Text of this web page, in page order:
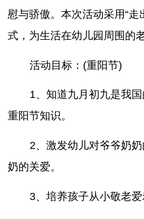
慰与骄傲。本次活动采用“走
式，为生活在幼儿园周围的
活动目标：(重阳节)
1、知道九月初九是我
重阳节知识。
2、激发幼儿对爷爷奶
奶的关爱。
3、培养孩子从小敬老爱